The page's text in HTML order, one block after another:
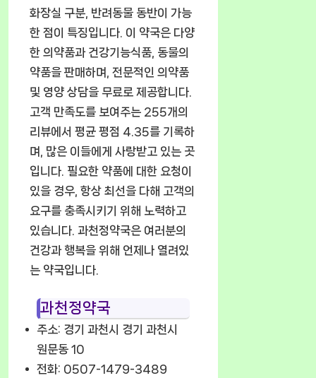
화장실 구분, 반려동물 동반이 가능
한 점이 특징입니다. 이 약국은 다양
한 의약품과 건강기능식품, 동물의
약품을 판매하며, 전문적인 의약품
및 영양 상담을 무료로 제공합니다.
고객 만족도를 보여주는 255개의
리뷰에서 평균 평점 4.35를 기록하
며, 많은 이들에게 사랑받고 있는 곳
입니다. 필요한 약품에 대한 요청이
있을 경우, 항상 최선을 다해 고객의
요구를 충족시키기 위해 노력하고
있습니다. 과천정약국은 여러분의
건강과 행복을 위해 언제나 열려있
는 약국입니다.
과천정약국
주소: 경기 과천시 경기 과천시
원문동 10
전화: 0507-1479-3489